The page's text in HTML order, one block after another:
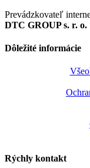
Prevádzkovateľ
DTC GROUP s. r. o.
Dôležité informácie
Rýchly kontakt